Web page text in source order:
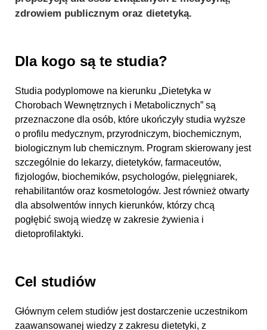
zdrowiem publicznym oraz dietetyką.
Dla kogo są te studia?
Studia podyplomowe na kierunku „Dietetyka w
Chorobach Wewnętrznych i Metabolicznych” są
przeznaczone dla osób, które ukończyły studia wyższe
o profilu medycznym, przyrodniczym, biochemicznym,
biologicznym lub chemicznym. Program skierowany jest
szczególnie do lekarzy, dietetyków, farmaceutów,
fizjologów, biochemików, psychologów, pielęgniarek,
rehabilitantów oraz kosmetologów. Jest również otwarty
dla absolwentów innych kierunków, którzy chcą
pogłębić swoją wiedzę w zakresie żywienia i
dietoprofilaktyki.
Cel studiów
Głównym celem studiów jest dostarczenie uczestnikom
zaawansowanej wiedzy z zakresu dietetyki, z